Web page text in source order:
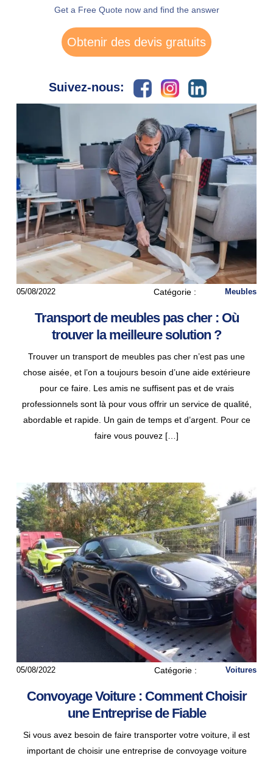
Get a Free Quote now and find the answer
Obtenir des devis gratuits
Suivez-nous:
05/08/2022 Catégorie : Meubles
Transport de meubles pas cher : Où
trouver la meilleure solution ?
Trouver un transport de meubles pas cher n’est pas une
chose aisée, et l’on a toujours besoin d’une aide extérieure
pour ce faire. Les amis ne suffisent pas et de vrais
professionnels sont là pour vous offrir un service de qualité,
abordable et rapide. Un gain de temps et d’argent. Pour ce
faire vous pouvez […]
05/08/2022 Catégorie : Voitures
Convoyage Voiture : Comment Choisir
une Entreprise de Fiable
Si vous avez besoin de faire transporter votre voiture, il est
important de choisir une entreprise de convoyage voiture